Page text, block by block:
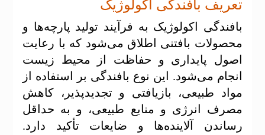
تعریف بافندگی اکولوژیک
بافندگی اکولوژیک به فرآیند تولید پارچه‌ها و
محصولات بافتنی اطلاق می‌شود که با رعایت
اصول پایداری و حفاظت از محیط زیست
انجام می‌شود. این نوع بافندگی بر استفاده از
مواد طبیعی، بازیافتی و تجدیدپذیر، کاهش
مصرف انرژی و منابع طبیعی، و به حداقل
رساندن آلاینده‌ها و ضایعات تأکید دارد.